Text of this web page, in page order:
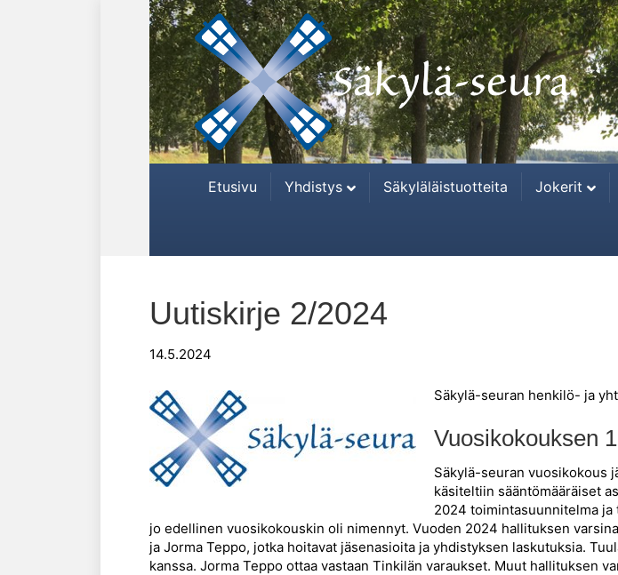
Etusivu Yhdistys Säkyläläistuotteita Jokerit
Uutiskirje 2/2024
14.5.2024
Säkylä-seuran henkilö- ja
Vuosikokouksen
Säkylä-seuran vuosikokous
käsiteltiin sääntömääräiset
2024 toimintasuunnitelma
jo edellinen vuosikokouskin oli nimennyt. Vuoden 2024 hallituksen
ja Jorma Teppo, jotka hoitavat jäsenasioita ja yhdistyksen laskutuksia.
kanssa. Jorma Teppo ottaa vastaan Tinkilän varaukset. Muut hallituksen